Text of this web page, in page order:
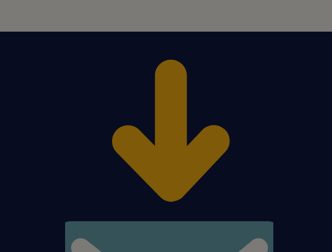
w firmie o ugruntowanej pozycji na
od Twojej wiedzy i doświadczenia
Unikalną możliwość stworzenia